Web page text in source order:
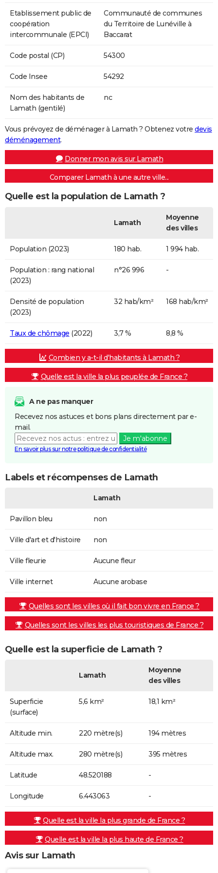
Etablissement public de
coopération
intercommunale (EPCI)
Communauté de communes
du Territoire de Lunéville à
Baccarat
Code postal (CP) 54300
Code Insee 54292
Nom des habitants de
Lamath (gentilé)
nc
Vous prévoyez de déménager à Lamath ? Obtenez votre devis
déménagement.
Donner mon avis sur Lamath
Comparer Lamath à une autre ville...
Quelle est la population de Lamath ?
Lamath
Moyenne
des villes
Population (2023) 180 hab. 1 994 hab.
Population : rang national
(2023)
n°26 996 -
Densité de population
(2023)
32 hab/km² 168 hab/km²
Taux de chômage (2022) 3,7 % 8,8 %
Combien y a-t-il d'habitants à Lamath ?
Quelle est la ville la plus peuplée de France ?
A ne pas manquer
Recevez nos astuces et bons plans directement par e-
mail.
Je m'abonne
En savoir plus sur notre politique de confidentialité
Labels et récompenses de Lamath
Lamath
Pavillon bleu non
Ville d'art et d'histoire non
Ville fleurie Aucune fleur
Ville internet Aucune arobase
Quelles sont les villes où il fait bon vivre en France ?
Quelles sont les villes les plus touristiques de France ?
Quelle est la superficie de Lamath ?
Lamath
Moyenne
des villes
Superficie
(surface)
5,6 km² 18,1 km²
Altitude min. 220 mètre(s) 194 mètres
Altitude max. 280 mètre(s) 395 mètres
Latitude 48.520188 -
Longitude 6.443063 -
Quelle est la ville la plus grande de France ?
Quelle est la ville la plus haute de France ?
Avis sur Lamath